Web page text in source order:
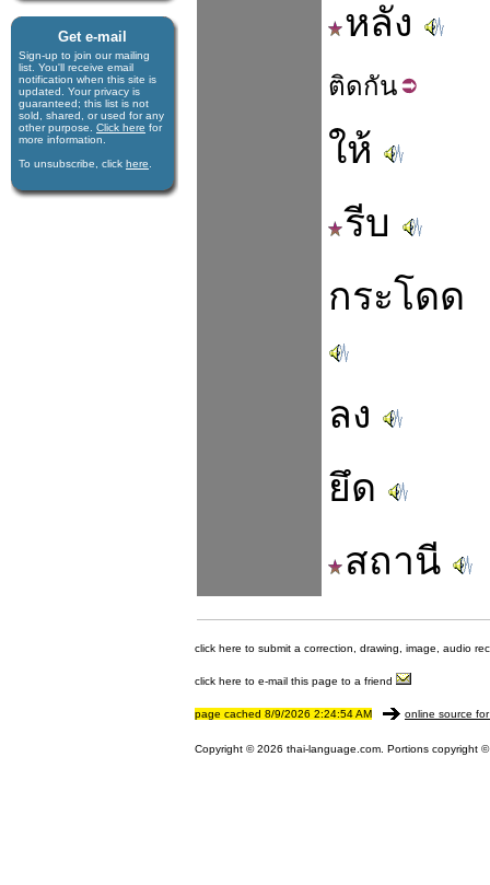
Get e-mail
Sign-up to join our mail­ing
list. You'll receive e­mail
notification when this site is
updated. Your privacy is
guaran­teed; this list is not
sold, shared, or used for any
other purpose. Click here for
more infor­mation.
To unsubscribe, click here
หลัง
ติดกัน
ให้
รีบ
กระโดด
ลง
ยึด
สถานี
click here to submit a correction, drawing, image, audio
click here to e-mail this page to a friend
page cached 8/9/2026 2:24:54 AM online source
Copyright © 2026 thai-language.com. Portions copyright